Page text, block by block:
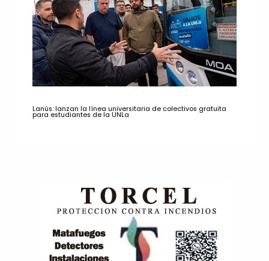
Lanús: lanzan la línea universitaria de colectivos gratuita
para estudiantes de la UNLa